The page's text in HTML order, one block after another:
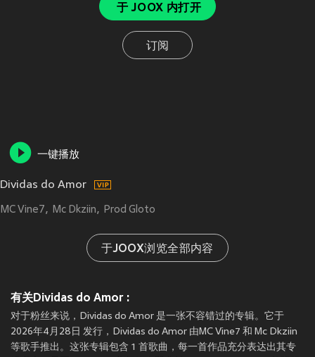
于 JOOX 内打开
订阅
一键播放
Dividas do Amor
MC Vine7 Mc Dkziin Prod Gloto
于JOOX浏览全部内容
有关Dividas do Amor :
对于粉丝来说，Dividas do Amor 是一张不容错过的专辑。它于
2026年4月28日 发行，Dividas do Amor 由MC Vine7 和 Mc Dkziin
等歌手推出。这张专辑包含 1 首歌曲，每一首作品充分表达出其专